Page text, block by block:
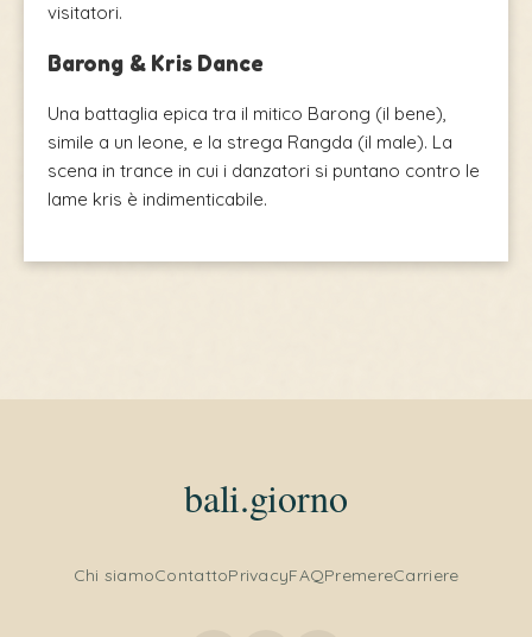
visitatori.
Barong & Kris Dance
Una battaglia epica tra il mitico Barong (il bene),
simile a un leone, e la strega Rangda (il male). La
scena in trance in cui i danzatori si puntano contro le
lame kris è indimenticabile.
bali.giorno
Chi siamoContattoPrivacyFAQPremereCarriere
Indonesian